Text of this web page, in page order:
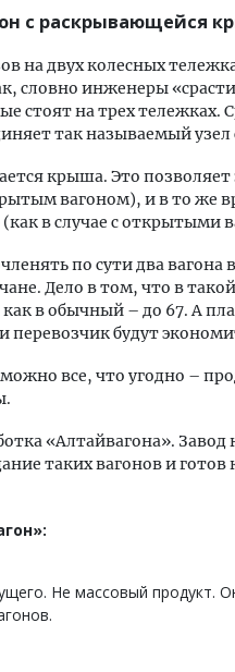
с раскрывающейся
на двух колесных
словно инженеры
стоят на трех
так называемый узел
крыша. Это
вагоном), и в то же
в случае с открытыми
по сути два
Дело в том, что в
в обычный – до 67. А
перевозчик будут
все, что угодно –
«Алтайвагона».
таких вагонов и готов
Не массовый продукт.